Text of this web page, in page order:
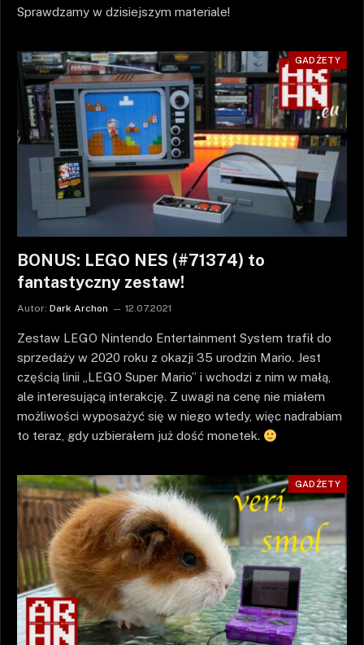
Sprawdzamy w dzisiejszym materiale!
GADŻETY
BONUS: LEGO NES (#71374) to
fantastyczny zestaw!
Autor: Dark Archon 12.07.2021
Zestaw LEGO Nintendo Entertainment System trafił do
sprzedaży w 2020 roku z okazji 35 urodzin Mario. Jest
częścią linii „LEGO Super Mario” i wchodzi z nim w małą,
ale interesującą interakcję. Z uwagi na cenę nie miałem
możliwości wyposażyć się w niego wtedy, więc nadrabiam
to teraz, gdy uzbierałem już dość monetek.
GADŻETY